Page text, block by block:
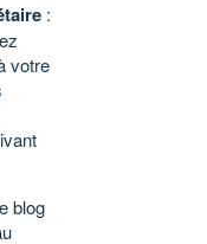
:
votre
blog